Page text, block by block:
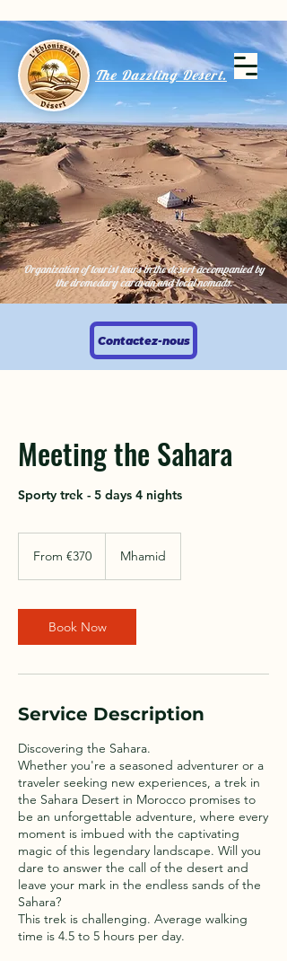
Contactez-nous
The Dazzling Desert.
Organization of tourist tours in the desert accompanied by
the dromedary caravan and local nomads.
Meeting the Sahara
Sporty trek - 5 days 4 nights
eurosFrom €370 Mhamid
Book Now
Service Description
Discovering the Sahara.
Whether you're a seasoned adventurer or a
traveler seeking new experiences, a trek in
the Sahara Desert in Morocco promises to
be an unforgettable adventure, where every
moment is imbued with the captivating
magic of this legendary landscape. Will you
dare to answer the call of the desert and
leave your mark in the endless sands of the
Sahara?
This trek is challenging. Average walking
time is 4.5 to 5 hours per day.